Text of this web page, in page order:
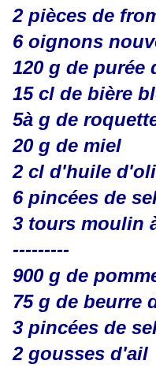
2 pièces de
6 oignons
120 g de purée
15 cl de bière
5à g de
20 g de miel
2 cl d'huile
6 pincées de
3 tours moulin
---------
900 g de
75 g de beurre
3 pincées de
2 gousses d'ail